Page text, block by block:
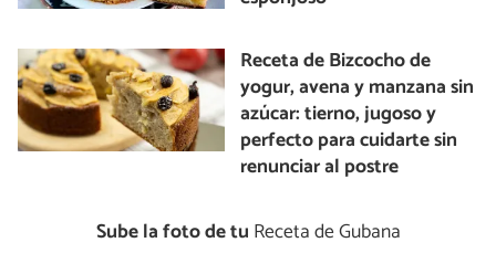
Receta de Bizcocho de
yogur, avena y manzana sin
azúcar: tierno, jugoso y
perfecto para cuidarte sin
renunciar al postre
Sube la foto de tu Receta de Gubana